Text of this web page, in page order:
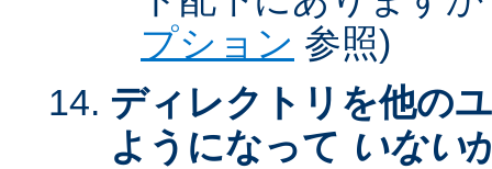
プション 参照)
ディレクトリを他の
ようになって いない